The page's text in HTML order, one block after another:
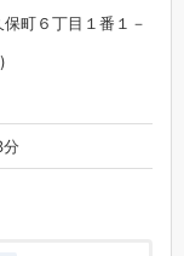
町６丁目１番１－